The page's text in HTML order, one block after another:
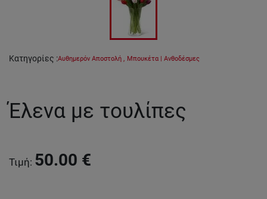
Κατηγορίες :Αυθημερόν Αποστολή , Μπουκέτα | Ανθοδέσμες
Έλενα με τουλίπες
Τιμή: 50.00 €